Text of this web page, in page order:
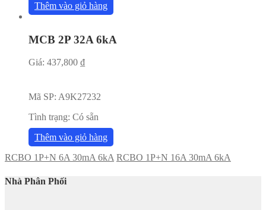
Thêm vào giỏ hàng
MCB 2P 32A 6kA
Giá: 437,800 ₫
Mã SP: A9K27232
Tình trạng: Có sẵn
Thêm vào giỏ hàng
RCBO 1P+N 6A 30mA 6kA RCBO 1P+N 16A 30mA 6kA
Nhà Phân Phối